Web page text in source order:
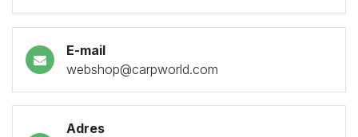
E-mail
webshop@carpworld.com
Adres